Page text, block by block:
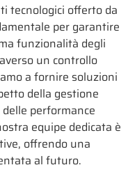
tecnologici offerto da
per garantire
funzionalità degli
un controllo
a fornire soluzioni
della gestione
performance
equipe dedicata è
offrendo una
al futuro.